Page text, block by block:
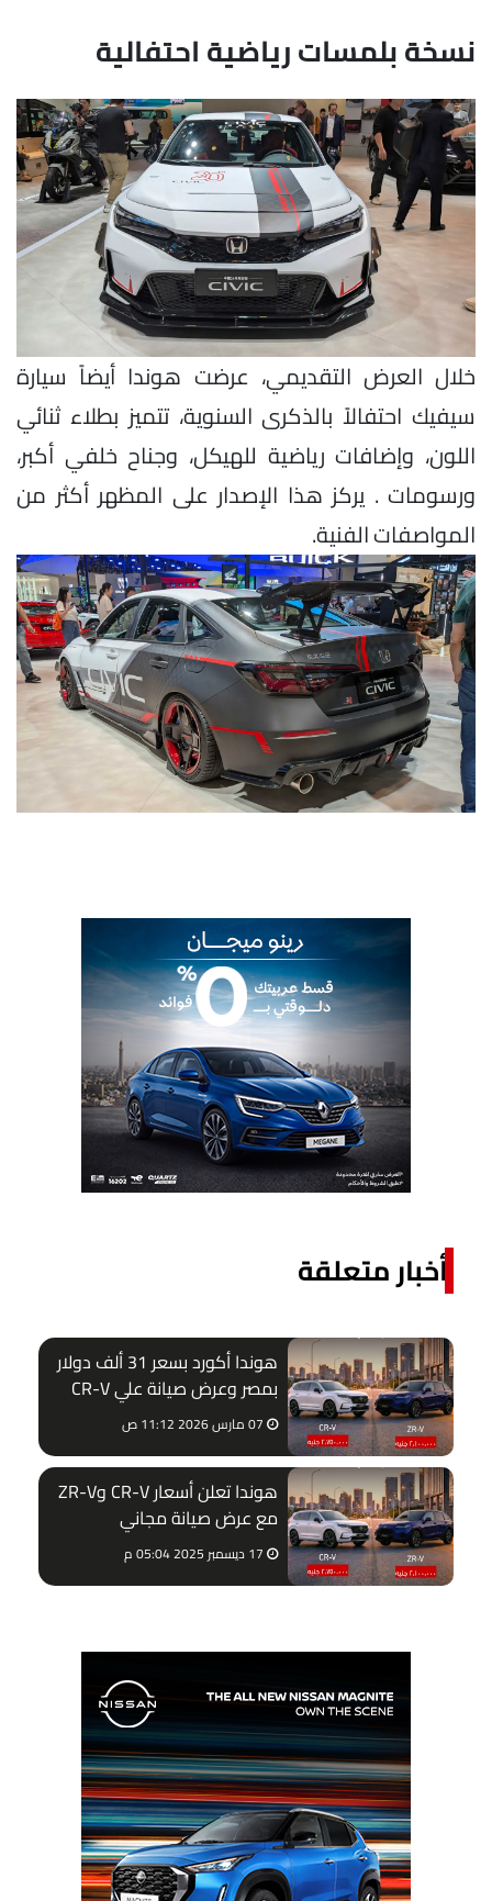
نسخة بلمسات رياضية احتفالية
خلال العرض التقديمي، عرضت هوندا أيضاً سيارة
سيفيك احتفالاً بالذكرى السنوية، تتميز بطلاء ثنائي
اللون، وإضافات رياضية للهيكل، وجناح خلفي أكبر،
ورسومات . يركز هذا الإصدار على المظهر أكثر من
المواصفات الفنية.
أخبار متعلقة
هوندا أكورد بسعر 31 ألف دولار
بمصر وعرض صيانة علي CR-V
وZR-V07 مارس 2026 11:12 ص
هوندا تعلن أسعار CR-V وZR-V
مع عرض صيانة مجاني
17 ديسمبر 2025 05:04 م